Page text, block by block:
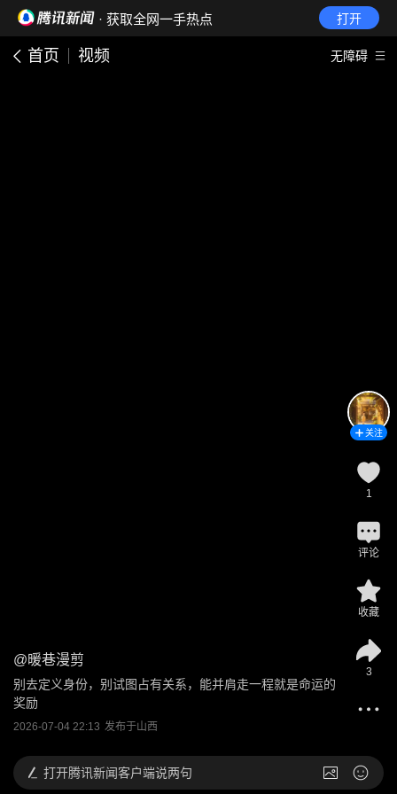
· 获取全网一手热点 打开
首页 视频 无障碍
@暖巷漫剪
别去定义身份，别试图占有关系，能并肩走一程就是命运的
奖励
2026-07-04 22:13 发布于山西
关注
1
评论
收藏
3
打开腾讯新闻客户端说两句